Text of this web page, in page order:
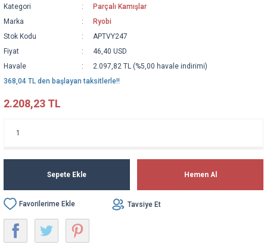
Kategori
Parçalı Kamışlar
Marka
Ryobi
Stok Kodu
APTVY247
Fiyat
46,40 USD
Havale
2.097,82 TL (%5,00 havale indirimi)
368,04 TL den başlayan taksitlerle!!
2.208,23 TL
Sepete Ekle Hemen Al
Tavsiye Et